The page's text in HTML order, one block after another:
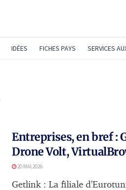
IDÉES FICHES PAYS SERVICES
Entreprises, en bref :
Drone Volt,
20 MAI 2026
Getlink : La filiale